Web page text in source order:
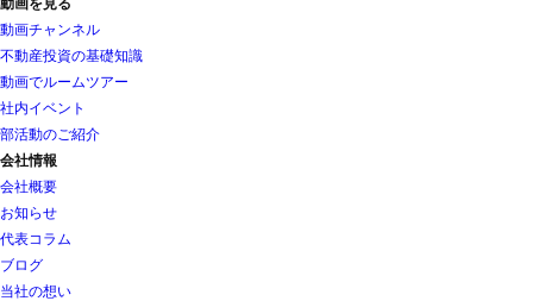
動画を見る
動画チャンネル
不動産投資の基礎知識
動画でルームツアー
社内イベント
部活動のご紹介
会社情報
会社概要
お知らせ
代表コラム
ブログ
当社の想い